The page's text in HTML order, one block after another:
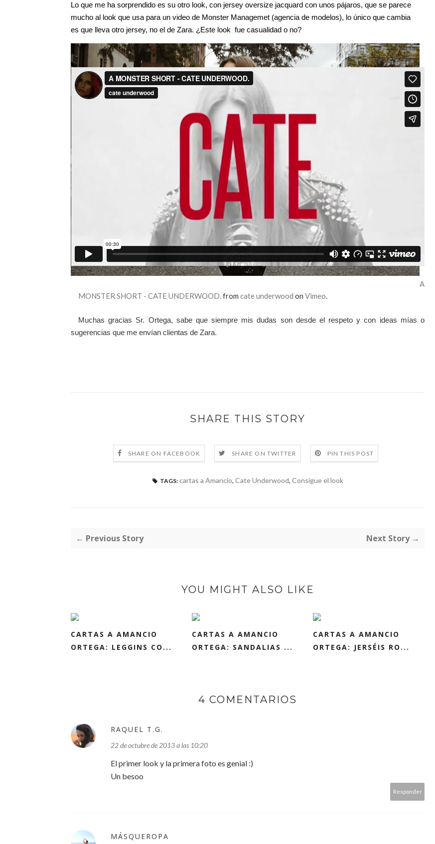
Lo que me ha sorprendido es su otro look, con jersey oversize jacquard con unos pájaros, que se parece
mucho al look que usa para un video de Monster Managemet (agencia de modelos), lo único que cambia
es que lleva otro jersey, no el de Zara. ¿Este look fue casualidad o no?
A
MONSTER SHORT - CATE UNDERWOOD.from cate underwood on Vimeo.
Muchas gracias Sr. Ortega, sabe que siempre mis dudas son desde el respeto y con ideas mías o
sugerencias que me envían clientas de Zara.
SHARE THIS STORY
SHARE ON FACEBOOK SHARE ON TWITTER PIN THIS POST
TAGS: cartas a Amancio, Cate Underwood, Consigue el look
← Previous Story Next Story →
YOU MIGHT ALSO LIKE
CARTAS A AMANCIO
ORTEGA: LEGGINS CO...
CARTAS A AMANCIO
ORTEGA: SANDALIAS ...
CARTAS A AMANCIO
ORTEGA: JERSÉIS RO...
4 COMENTARIOS
RAQUEL T.G.
22 de octubre de 2013 a las 10:20
El primer look y la primera foto es genial :)
Un besoo
Responder
MÁSQUEROPA